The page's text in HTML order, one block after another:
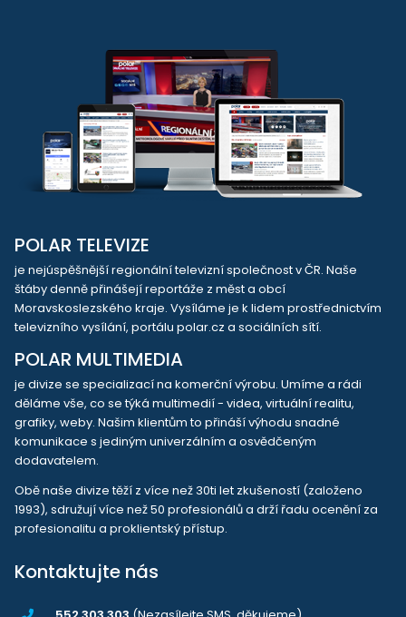
POLAR TELEVIZE
je nejúspěšnější regionální televizní společnost v ČR. Naše
štáby denně přinášejí reportáže z měst a obcí
Moravskoslezského kraje. Vysíláme je k lidem prostřednictvím
televizního vysílání, portálu polar.cz a sociálních sítí.
POLAR MULTIMEDIA
je divize se specializací na komerční výrobu. Umíme a rádi
děláme vše, co se týká multimedií - videa, virtuální realitu,
grafiky, weby. Našim klientům to přináší výhodu snadné
komunikace s jediným univerzálním a osvědčeným
dodavatelem.
Obě naše divize těží z více než 30ti let zkušeností (založeno
1993), sdružují více než 50 profesionálů a drží řadu ocenění za
profesionalitu a proklientský přístup.
Kontaktujte nás